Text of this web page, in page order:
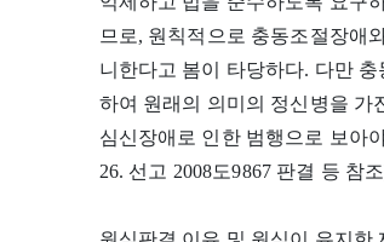
므로, 원칙적으로 충동조절장애
니한다고 봄이 타당하다. 다만
하여 원래의 의미의 정신병을 가
심신장애로 인한 범행으로 보아
26. 선고 2008도9867 판결 등 참